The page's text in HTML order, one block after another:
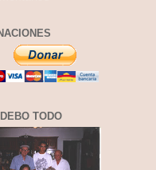
TODO